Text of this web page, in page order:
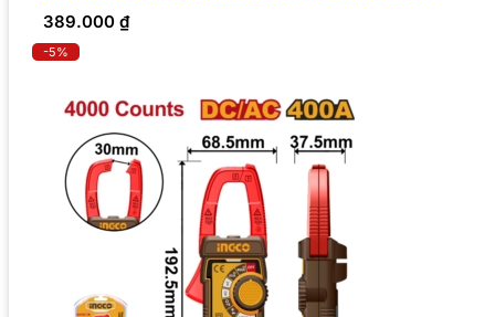
389.000 ₫
-5%